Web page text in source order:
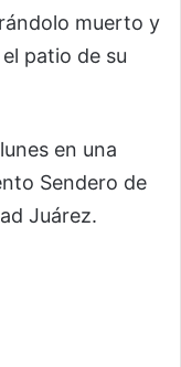
muerto y
patio de su
en una
Sendero de
Juárez.